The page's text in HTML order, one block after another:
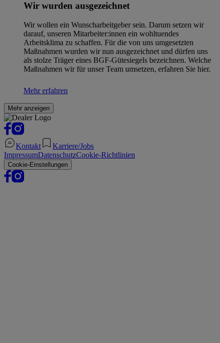
Wir wurden ausgezeichnet
Wir wollen ein Wunscharbeitgeber sein. Darum setzen wir
darauf, unseren Mitarbeiter:innen ein wohltuendes
Arbeitsklima zu schaffen. Für die von uns umgesetzten
Maßnahmen wurden wir nun ausgezeichnet und dürfen uns
als stolze Träger eines BGF-Gütesiegels bezeichnen. Welche
Maßnahmen wir für unser Team umsetzen, erfahren Sie hier.
Mehr erfahren
Mehr anzeigen
Kontakt
Karriere/Jobs
ImpressumDatenschutzCookie-Richtlinien
Cookie-Einstellungen